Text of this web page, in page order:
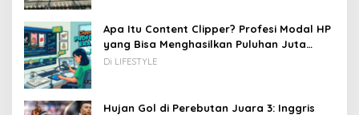
Apa Itu Content Clipper? Profesi Modal HP
yang Bisa Menghasilkan Puluhan Juta
Rupiah
Di LIFESTYLE
Hujan Gol di Perebutan Juara 3: Inggris